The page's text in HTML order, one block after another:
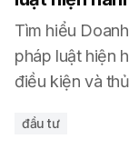
Tìm hiểu
pháp luật hiện
điều kiện và
đầu tư